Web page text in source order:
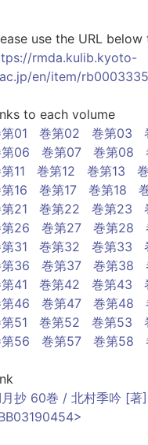
use the URL
rmda.kulib.kyoto-
en/item/
to each volume
01
巻第02 巻第03
06
巻第07 巻第08
11
巻第12 巻第13
16
巻第17 巻第18
21
巻第22 巻第23
26
巻第27 巻第28
31
巻第32 巻第33
36
巻第37 巻第38
41
巻第42 巻第43
46
巻第47 巻第48
51
巻第52 巻第53
56
巻第57 巻第58
抄 60巻 / 北村季吟 [著